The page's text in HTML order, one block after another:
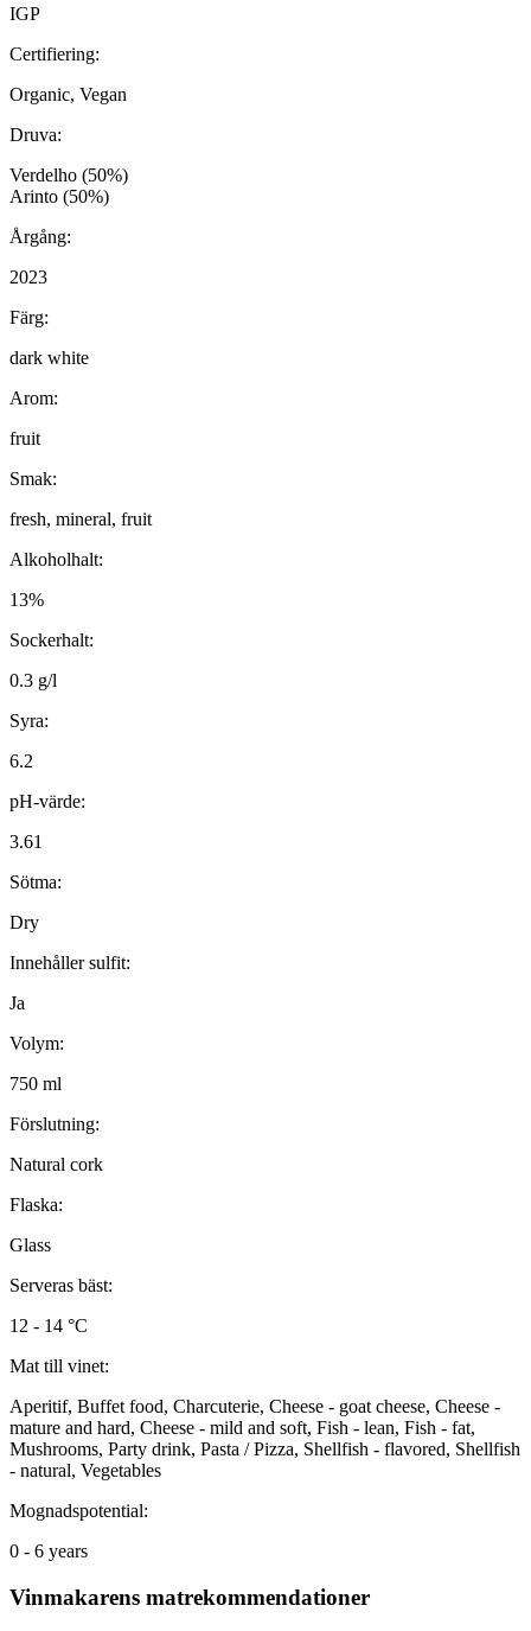
IGP
Certifiering:
Organic, Vegan
Druva:
Verdelho (50%)
Arinto (50%)
Årgång:
2023
Färg:
dark white
Arom:
fruit
Smak:
fresh, mineral, fruit
Alkoholhalt:
13%
Sockerhalt:
0.3 g/l
Syra:
6.2
pH-värde:
3.61
Sötma:
Dry
Innehåller sulfit:
Ja
Volym:
750 ml
Förslutning:
Natural cork
Flaska:
Glass
Serveras bäst:
12 - 14 °C
Mat till vinet:
Aperitif, Buffet food, Charcuterie, Cheese - goat cheese, Cheese -
mature and hard, Cheese - mild and soft, Fish - lean, Fish - fat,
Mushrooms, Party drink, Pasta / Pizza, Shellfish - flavored, Shellfish
- natural, Vegetables
Mognadspotential:
0 - 6 years
Vinmakarens matrekommendationer